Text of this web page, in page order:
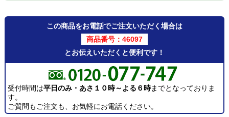
この商品をお電話でご注文いただく場合は
商品番号：46097
とお伝えいただくと便利です！
受付時間は平日のみ・あさ１０時～よる６時までとなっておりま
す。
ご質問もご注文も、お気軽にお電話ください。